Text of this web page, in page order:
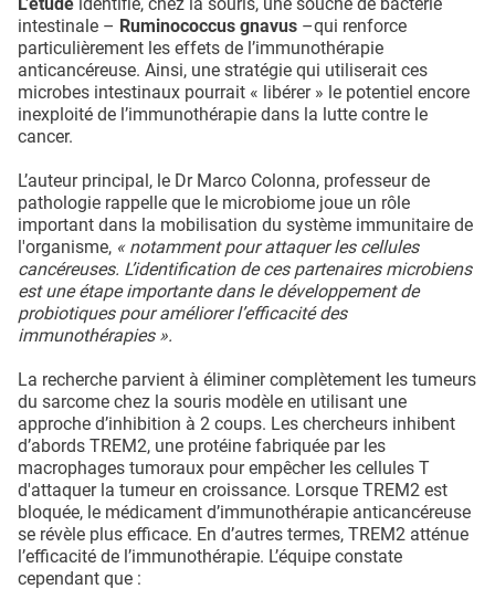
intestinale – Ruminococcus gnavus –qui renforce
particulièrement les effets de l’immunothérapie
anticancéreuse. Ainsi, une stratégie qui utiliserait ces
microbes intestinaux pourrait « libérer » le potentiel encore
inexploité de l’immunothérapie dans la lutte contre le
cancer.
L’auteur principal, le Dr Marco Colonna, professeur de
pathologie rappelle que le microbiome joue un rôle
important dans la mobilisation du système immunitaire de
l'organisme, « notamment pour attaquer les cellules
cancéreuses. L’identification de ces partenaires microbiens
est une étape importante dans le développement de
probiotiques pour améliorer l’efficacité des
immunothérapies ».
La recherche parvient à éliminer complètement les tumeurs
du sarcome chez la souris modèle en utilisant une
approche d’inhibition à 2 coups. Les chercheurs inhibent
d’abords TREM2, une protéine fabriquée par les
macrophages tumoraux pour empêcher les cellules T
d'attaquer la tumeur en croissance. Lorsque TREM2 est
bloquée, le médicament d’immunothérapie anticancéreuse
se révèle plus efficace. En d’autres termes, TREM2 atténue
l’efficacité de l’immunothérapie. L’équipe constate
cependant que :